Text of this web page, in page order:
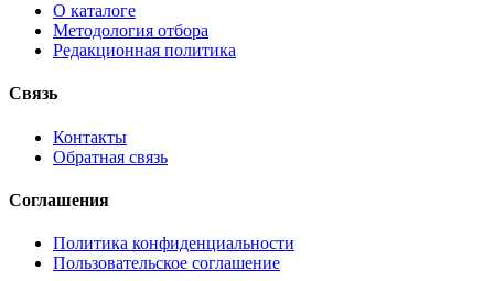
О каталоге
Методология отбора
Редакционная политика
Связь
Контакты
Обратная связь
Соглашения
Политика конфиденциальности
Пользовательское соглашение